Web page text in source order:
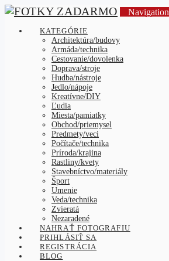
Navigation
KATEGÓRIE
Architektúra/budovy
Armáda/technika
Cestovanie/dovolenka
Doprava/stroje
Hudba/nástroje
Jedlo/nápoje
Kreatívne/DIY
Ľudia
Miesta/pamiatky
Obchod/priemysel
Predmety/veci
Počítače/technika
Príroda/krajina
Rastliny/kvety
Stavebníctvo/materiály
Šport
Umenie
Veda/technika
Zvieratá
Nezaradené
NAHRAŤ FOTOGRAFIU
PRIHLÁSIŤ SA
REGISTRÁCIA
BLOG